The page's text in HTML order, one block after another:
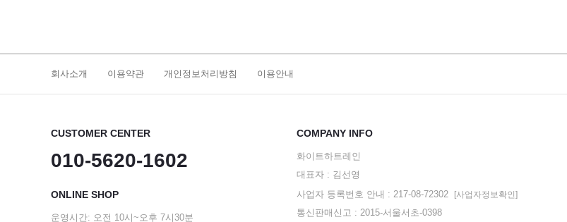
회사소개 이용약관 개인정보처리방침 이용안내
CUSTOMER CENTER
010-5620-1602
ONLINE SHOP
운영시간: 오전 10시~오후 7시30분
COMPANY INFO
화이트하트레인
대표자 : 김선영
사업자 등록번호 안내 : 217-08-72302
[사업자정보확인]
통신판매신고 : 2015-서울서초-0398